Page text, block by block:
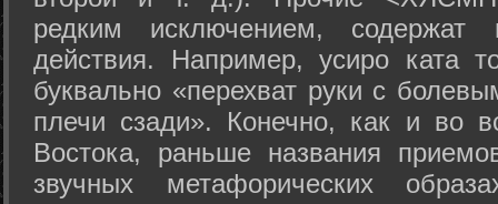
редким исключением, содержат
действия. Например, усиро ката
буквально «перехват руки с
плечи сзади». Конечно, как и во
Востока, раньше названия
звучных метафорических